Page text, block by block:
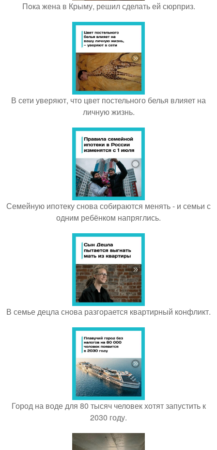
Пoка жена в Крыму, решил сделать ей сюрприз.
В сети уверяют, что цвет постельного белья влияет на
личную жизнь.
Семейную ипотеку снова собираются менять - и семьи с
одним ребёнком напряглись.
В семье децла снова разгорается квартирный конфликт.
Город на воде для 80 тысяч человек хотят запустить к
2030 году.